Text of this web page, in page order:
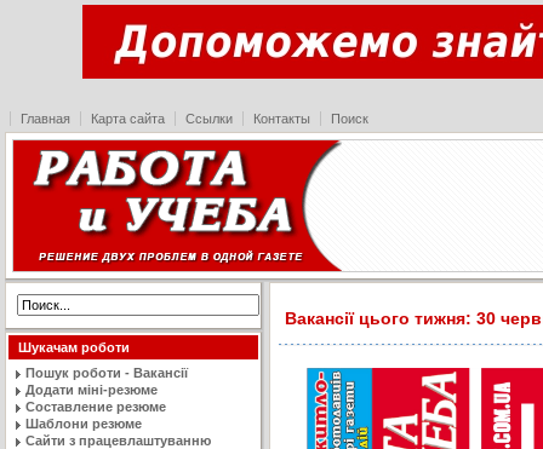
Главная Карта сайта Ссылки Контакты Поиск
Шукачам роботи
Пошук роботи - Вакансії
Додати міні-резюме
Составление резюме
Шаблони резюме
Сайти з працевлаштуванню
Вакансії цього тижня: 30